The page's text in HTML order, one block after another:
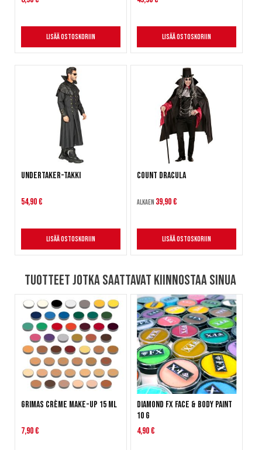
Lisää ostoskoriin Lisää ostoskoriin
Undertaker-takki
54,90 €
Lisää ostoskoriin
Count Dracula
Alkaen 39,90 €
Lisää ostoskoriin
Tuotteet jotka saattavat kiinnostaa sinua
Grimas Crème Make-Up 15 ml
7,90 €
Diamond FX Face & Body Paint
10 g
4,90 €